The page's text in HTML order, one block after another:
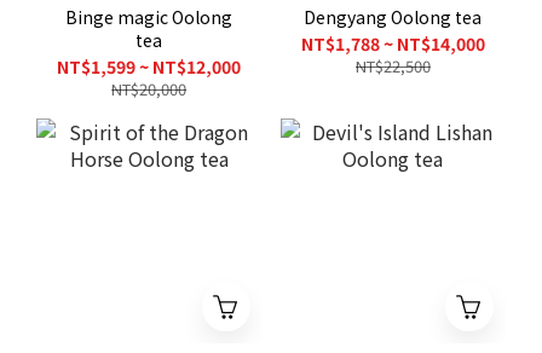
Binge magic Oolong
tea
NT$1,599 ~ NT$12,000
NT$20,000
Dengyang Oolong tea
NT$1,788 ~ NT$14,000
NT$22,500